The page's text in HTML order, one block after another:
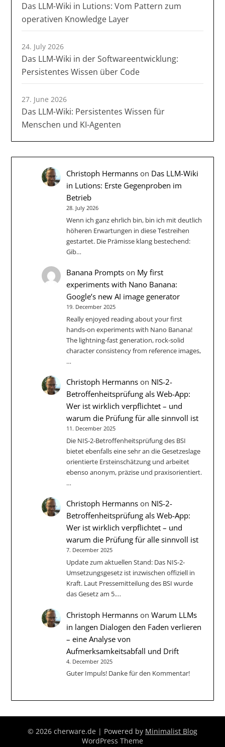
Das LLM-Wiki in Lutions: Vom Pattern zum
operativen Knowledge Layer
24. July 2026
Das LLM-Wiki in der Softwareentwicklung:
Persistentes Wissen über Code
27. June 2026
Das LLM-Wiki: Persistentes Wissen für
Menschen und KI-Agenten
Christoph Hermanns on Das LLM-Wiki
in Lutions: Erste Gegenproben im
Betrieb
28. July 2026
Wenn ich ganz ehrlich bin, bin ich mit deutlich
höheren Erwartungen in diese Testreihen
gestartet. Die Prämisse klang bestechend:
Gib…
Banana Prompts on My first
experiments with Nano Banana:
Google’s new AI image generator
19. December 2025
Really enjoyed reading about your first
hands-on experiments with Nano Banana!
The lightning-fast generation, rock-solid
character consistency from reference images,
…
Christoph Hermanns on NIS-2-
Betroffenheitsprüfung als Web-App:
Wer ist wirklich verpflichtet – und
warum die Prüfung für alle sinnvoll ist
11. December 2025
Die NIS‑2-Betroffenheitsprüfung des BSI
bietet ebenfalls eine sehr an die Gesetzeslage
orientierte Ersteinschätzung und arbeitet
ebenso anonym, präzise und praxisorientiert.
…
Christoph Hermanns on NIS-2-
Betroffenheitsprüfung als Web-App:
Wer ist wirklich verpflichtet – und
warum die Prüfung für alle sinnvoll ist
7. December 2025
Update zum aktuellen Stand: Das NIS-2-
Umsetzungsgesetz ist inzwischen offiziell in
Kraft. Laut Pressemitteilung des BSI wurde
das Gesetz am 5.…
Christoph Hermanns onWarum LLMs
in langen Dialogen den Faden verlieren
– eine Analyse von
Aufmerksamkeitsabfall und Drift
4. December 2025
Guter Impuls! Danke für den Kommentar!
© 2026 cherware.de | Powered by Minimalist Blog
WordPress Theme